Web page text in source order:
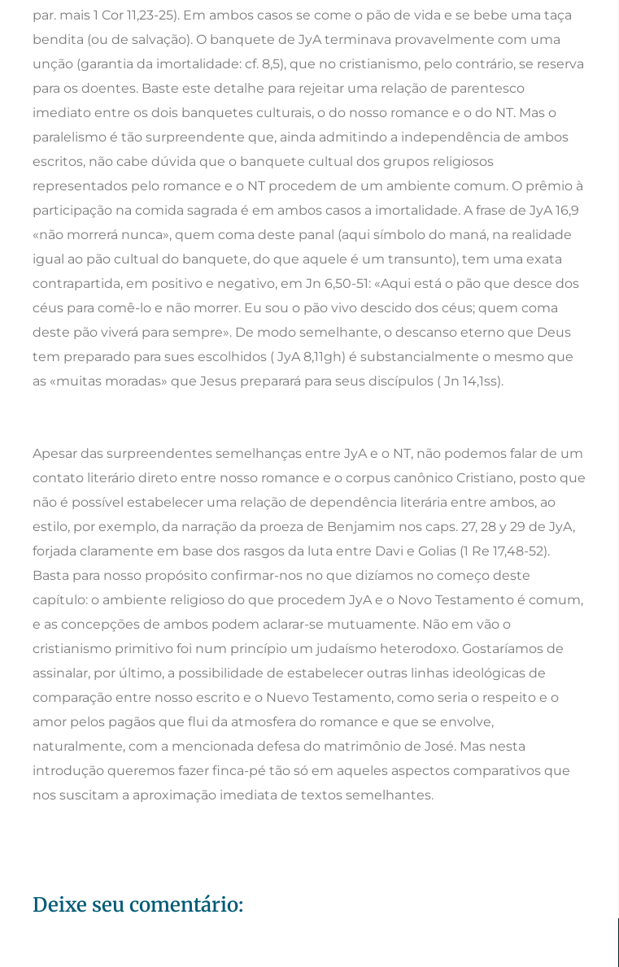
par. mais 1 Cor 11,23-25). Em ambos casos se come o pão de vida e se bebe uma taça
bendita (ou de salvação). O banquete de JyA terminava provavelmente com uma
unção (garantia da imortalidade: cf. 8,5), que no cristianismo, pelo contrário, se reserva
para os doentes. Baste este detalhe para rejeitar uma relação de parentesco
imediato entre os dois banquetes culturais, o do nosso romance e o do NT. Mas o
paralelismo é tão surpreendente que, ainda admitindo a independência de ambos
escritos, não cabe dúvida que o banquete cultual dos grupos religiosos
representados pelo romance e o NT procedem de um ambiente comum. O prêmio à
participação na comida sagrada é em ambos casos a imortalidade. A frase de JyA 16,9
«não morrerá nunca», quem coma deste panal (aqui símbolo do maná, na realidade
igual ao pão cultual do banquete, do que aquele é um transunto), tem uma exata
contrapartida, em positivo e negativo, em Jn 6,50-51: «Aqui está o pão que desce dos
céus para comê-lo e não morrer. Eu sou o pão vivo descido dos céus; quem coma
deste pão viverá para sempre». De modo semelhante, o descanso eterno que Deus
tem preparado para sues escolhidos ( JyA 8,11gh) é substancialmente o mesmo que
as «muitas moradas» que Jesus preparará para seus discípulos ( Jn 14,1ss).
Apesar das surpreendentes semelhanças entre JyA e o NT, não podemos falar de um
contato literário direto entre nosso romance e o corpus canônico Cristiano, posto que
não é possível estabelecer uma relação de dependência literária entre ambos, ao
estilo, por exemplo, da narração da proeza de Benjamim nos caps. 27, 28 y 29 de JyA,
forjada claramente em base dos rasgos da luta entre Davi e Golias (1 Re 17,48-52).
Basta para nosso propósito confirmar-nos no que dizíamos no começo deste
capítulo: o ambiente religioso do que procedem JyA e o Novo Testamento é comum,
e as concepções de ambos podem aclarar-se mutuamente. Não em vão o
cristianismo primitivo foi num princípio um judaísmo heterodoxo. Gostaríamos de
assinalar, por último, a possibilidade de estabelecer outras linhas ideológicas de
comparação entre nosso escrito e o Nuevo Testamento, como seria o respeito e o
amor pelos pagãos que flui da atmosfera do romance e que se envolve,
naturalmente, com a mencionada defesa do matrimônio de José. Mas nesta
introdução queremos fazer finca-pé tão só em aqueles aspectos comparativos que
nos suscitam a aproximação imediata de textos semelhantes.
Deixe seu comentário: